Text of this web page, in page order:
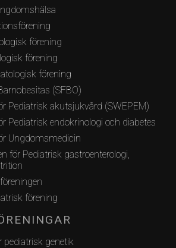
förening
förening
förening
(SFBO)
Pediatrisk akutsjukvård (SWEPEM)
Pediatrisk endokrinologi och diabetes
Ungdomsmedicin
för Pediatrisk gastroenterologi,
förening
genetik